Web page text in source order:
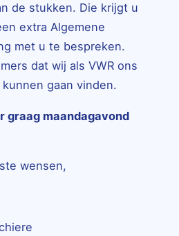
de stukken. Die krijgt u
extra Algemene
met u te bespreken.
dat wij als VWR ons
gaan vinden.
graag maandagavond
wensen,